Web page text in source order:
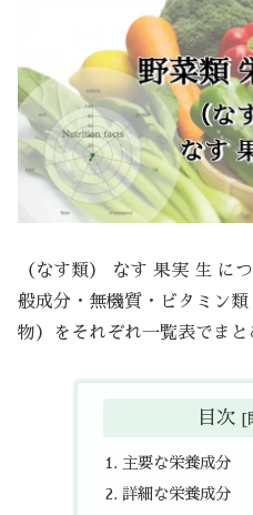
（なす類） なす 果実 生 に
般成分・無機質・ビタミン
物）をそれぞれ一覧表でまと
目次
主要な栄養成分
詳細な栄養成分